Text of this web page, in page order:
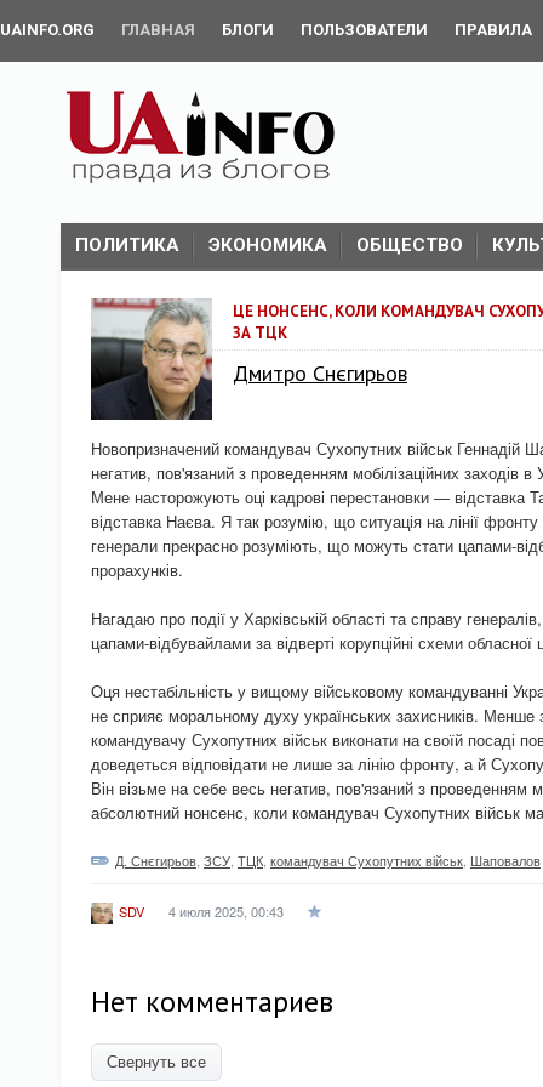
UAINFO.ORG ГЛАВНАЯ БЛОГИ ПОЛЬЗОВАТЕЛИ ПРАВИЛА
ПОЛИТИКА ЭКОНОМИКА ОБЩЕСТВО
ЦЕ НОНСЕНС, КОЛИ КОМАНДУВАЧ
ЗА ТЦК
Дмитро Снєгирьов
Новопризначений командувач Сухопутних військ Геннадій
негатив, пов'язаний з проведенням мобілізаційних заходів в
Мене насторожують оці кадрові перестановки — відставка
відставка Наєва. Я так розумію, що ситуація на лінії фронту
генерали прекрасно розуміють, що можуть стати цапами-
прорахунків.
Нагадаю про події у Харківській області та справу
цапами-відбувайлами за відверті корупційні схеми обласної
Оця нестабільність у вищому військовому командуванні
не сприяє моральному духу українських захисників.
командувачу Сухопутних військ виконати на своїй посаді
доведеться відповідати не лише за лінію фронту, а й
Він візьме на себе весь негатив, пов'язаний з проведенням
абсолютний нонсенс, коли командувач Сухопутних військ
Д. Снєгирьов ЗСУ ТЦК командувач Сухопутних військ Шаповалов
SDV 4 июля 2025, 00:43
Нет комментариев
Свернуть все